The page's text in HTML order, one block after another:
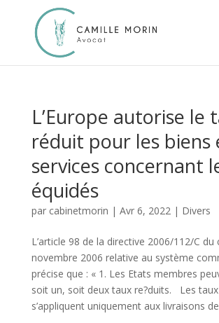
L’Europe autorise le
réduit pour les biens
services concernant
équidés
par cabinetmorin | Avr 6, 2022| Divers
L’article 98 de la directive 2006/112/C du
novembre 2006 relative au système
précise que : « 1. Les Etats membres
soit un, soit deux taux re?duits. Les taux
s’appliquent uniquement aux livraisons